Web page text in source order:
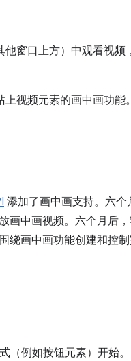
窗口上方）中观看视
上视频元素的画中画功
添加了画中画支持。六个
画中画视频。六个月后
画中画功能创建和控制
（例如按钮元素）开始。